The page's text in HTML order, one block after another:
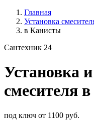
Главная
Установка
в Канисты
Сантехник 24
Установка
смесителя
под ключ от 1100 руб.